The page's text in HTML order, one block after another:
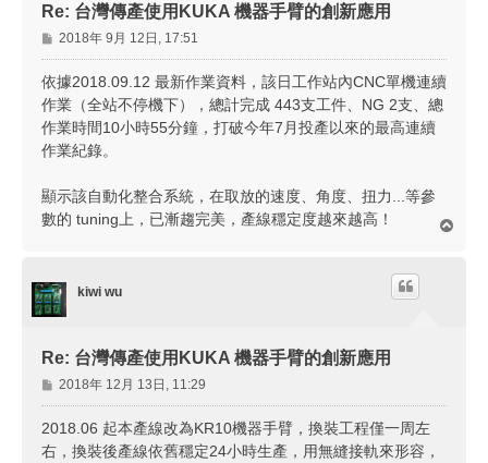
Re: 台灣傳產使用KUKA 機器手臂的創新應用
文
章
2018年 9月 12日, 17:51
依據2018.09.12 最新作業資料，該日工作站內CNC單機連續
作業（全站不停機下），總計完成 443支工件、NG 2支、總
作業時間10小時55分鐘，打破今年7月投產以來的最高連續
作業紀錄。
顯示該自動化整合系統，在取放的速度、角度、扭力...等參
數的 tuning上，已漸趨完美，產線穩定度越來越高！
kiwi wu
Re: 台灣傳產使用KUKA 機器手臂的創新應用
文
章
2018年 12月 13日, 11:29
2018.06 起本產線改為KR10機器手臂，換裝工程僅一周左
右，換裝後產線依舊穩定24小時生產，用無縫接軌來形容，